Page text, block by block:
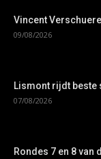
Vincent
09/08/2026
Lismont rijdt beste
07/08/2026
Rondes 7 en 8 van